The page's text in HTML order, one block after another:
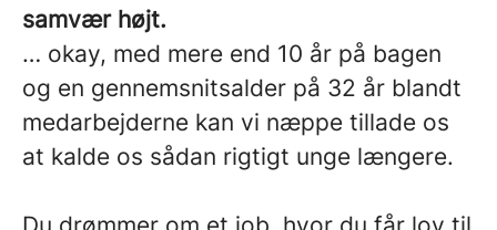
samvær højt.
… okay, med mere end 10 år på bagen
og en gennemsnitsalder på 32 år blandt
medarbejderne kan vi næppe tillade os
at kalde os sådan rigtigt unge længere.